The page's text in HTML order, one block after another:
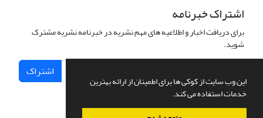
این وب سایت از کوکی ها برای اطمینان از ارائه بهترین
خدمات استفاده می کند.
اشتراک خبرنامه
برای دریافت اخبار و اطلاعیه های مهم نشریه در خبرنامه نشریه مشترک
شوید.
اشتراک